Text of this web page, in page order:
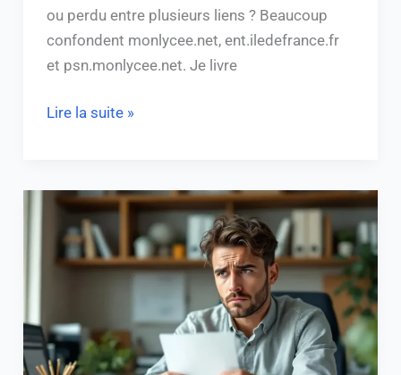
ou perdu entre plusieurs liens ? Beaucoup
confondent monlycee.net, ent.iledefrance.fr
et psn.monlycee.net. Je livre
Lire la suite »
Avertissement
avant
sanction
vos